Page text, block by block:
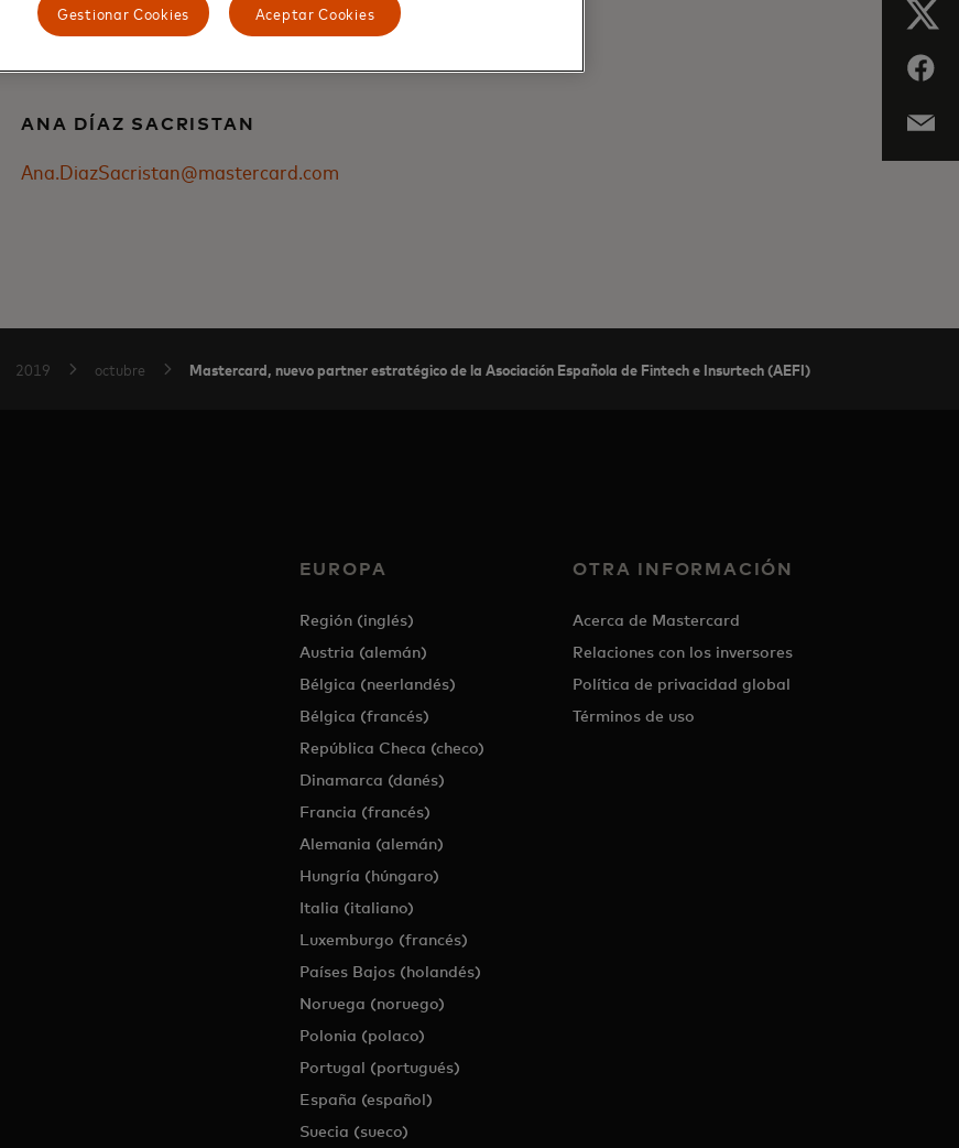
ANA DÍAZ SACRISTAN
Ana.DiazSacristan@mastercard.com
2019 octubre Mastercard, nuevo partner estratégico de la Asociación Española de Fintech e Insurtech (AEFI)
EUROPA
Región (inglés)
Austria (alemán)
Bélgica (neerlandés)
Bélgica (francés)
República Checa (checo)
Dinamarca (danés)
Francia (francés)
Alemania (alemán)
Hungría (húngaro)
Italia (italiano)
Luxemburgo (francés)
Países Bajos (holandés)
Noruega (noruego)
Polonia (polaco)
Portugal (portugués)
España (español)
Suecia (sueco)
OTRA INFORMACIÓN
Acerca de Mastercard
Relaciones con los inversores
Política de privacidad global
Términos de uso
Aceptar Cookies
Gestionar Cookies